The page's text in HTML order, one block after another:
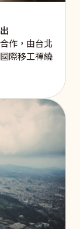
作，由台北
際移工禪繞